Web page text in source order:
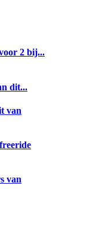
2 bij...
dit...
van
van